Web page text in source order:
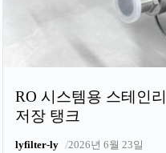
RO 시스템용 스테인
저장 탱크
lyfilter-ly /2026년 6월 23일